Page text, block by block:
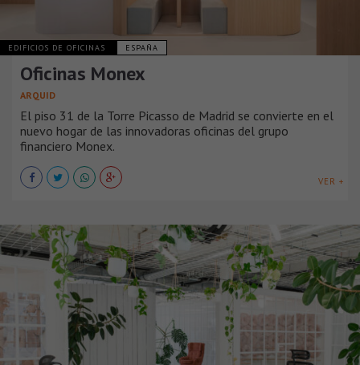
EDIFICIOS DE OFICINAS ESPAÑA
Oficinas Monex
ARQUID
El piso 31 de la Torre Picasso de Madrid se convierte en el
nuevo hogar de las innovadoras oficinas del grupo
financiero Monex.
VER +